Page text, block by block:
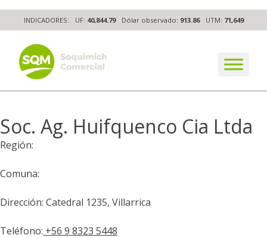
to
content
INDICADORES: UF: 40,844.79 Dólar observado: 913.86 UTM: 71,649
The worldwide business formula
Soc. Ag. Huifquenco Cia Ltda
Región:
Comuna:
Dirección: Catedral 1235, Villarrica
Teléfono: +56 9 8323 5448